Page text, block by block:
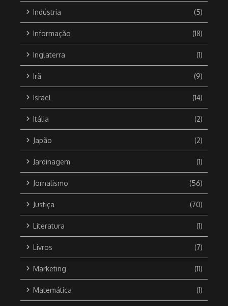
Indústria (5)
Informação (18)
Inglaterra (1)
Irã (9)
Israel (14)
Itália (2)
Japão (2)
Jardinagem (1)
Jornalismo (56)
Justiça (70)
Literatura (1)
Livros (7)
Marketing (11)
Matemática (1)